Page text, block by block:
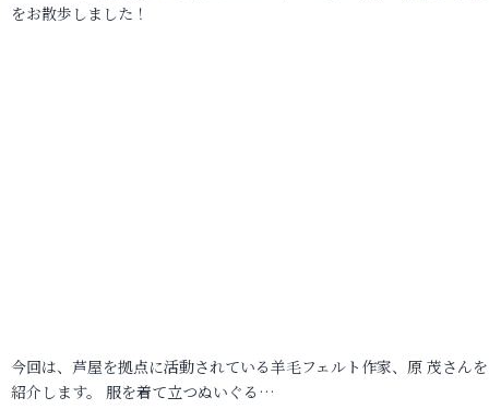
をお散歩しました！
今回は、芦屋を拠点に活動されている羊毛フェルト作家、原 茂さん
紹介します。 服を着て立つぬいぐる…